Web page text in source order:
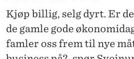
G
U
Kjøp billig, selg dyrt. Er
de gamle gode
famler oss frem til nye